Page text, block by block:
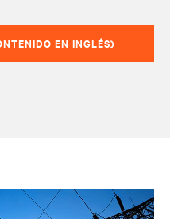
EN INGLÉS)